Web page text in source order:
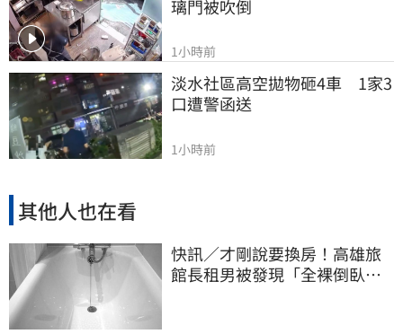
璃門被吹倒
1小時前
淡水社區高空拋物砸4車　1家3
口遭警函送
1小時前
其他人也在看
快訊／才剛說要換房！高雄旅
館長租男被發現「全裸倒臥浴